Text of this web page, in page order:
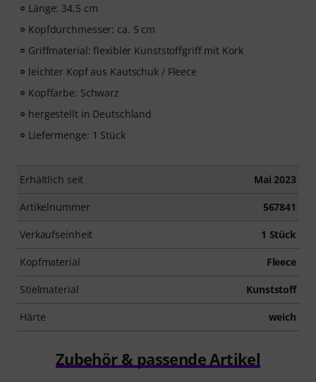
Länge: 34,5 cm
Kopfdurchmesser: ca. 5 cm
Griffmaterial: flexibler Kunststoffgriff mit Kork
leichter Kopf aus Kautschuk / Fleece
Kopffarbe: Schwarz
hergestellt in Deutschland
Liefermenge: 1 Stück
Erhältlich seit Mai 2023
Artikelnummer 567841
Verkaufseinheit 1 Stück
Kopfmaterial Fleece
Stielmaterial Kunststoff
Härte weich
Zubehör & passende Artikel